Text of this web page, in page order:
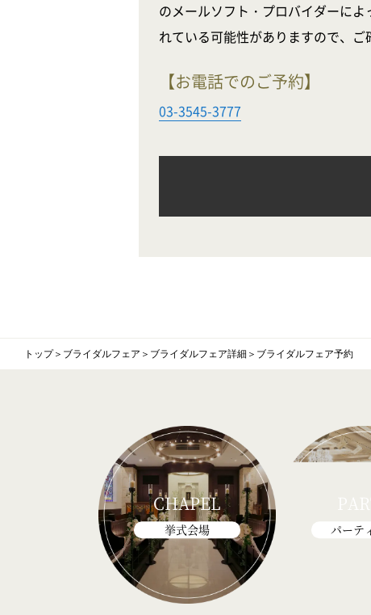
のメールソフト・プロバイダーに
れている可能性がありますので、ご
【お電話でのご予約】
03-3545-3777
トップ＞ ブライダルフェア ＞ ブライダルフェア詳細 ＞ ブライダルフェア予約
CHAPEL
挙式会場 パーテ